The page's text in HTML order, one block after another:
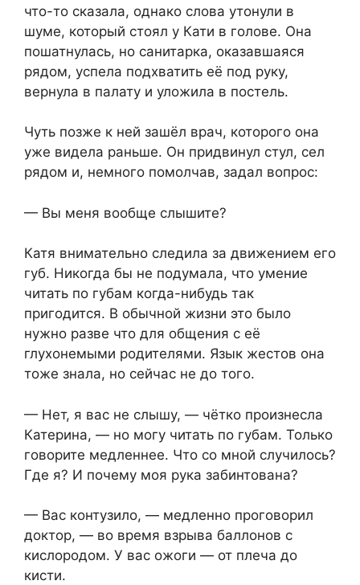
что-то сказала, однако слова утонули в
шуме, который стоял у Кати в голове. Она
пошатнулась, но санитарка, оказавшаяся
рядом, успела подхватить её под руку,
вернула в палату и уложила в постель.
Чуть позже к ней зашёл врач, которого она
уже видела раньше. Он придвинул стул, сел
рядом и, немного помолчав, задал вопрос:
— Вы меня вообще слышите?
Катя внимательно следила за движением его
губ. Никогда бы не подумала, что умение
читать по губам когда-нибудь так
пригодится. В обычной жизни это было
нужно разве что для общения с её
глухонемыми родителями. Язык жестов она
тоже знала, но сейчас не до того.
— Нет, я вас не слышу, — чётко произнесла
Катерина, — но могу читать по губам. Только
говорите медленнее. Что со мной случилось?
Где я? И почему моя рука забинтована?
— Вас контузило, — медленно проговорил
доктор, — во время взрыва баллонов с
кислородом. У вас ожоги — от плеча до
кисти.